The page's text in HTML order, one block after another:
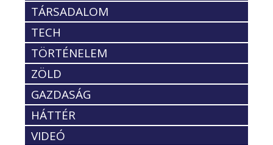
TÁRSADALOM
TECH
TÖRTÉNELEM
ZÖLD
GAZDASÁG
HÁTTÉR
VIDEÓ